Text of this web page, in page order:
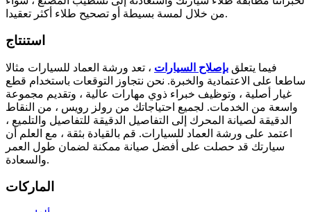
من خلال لمسة بسيطة أو تصحيح طلاء أكثر تعقيدا.
استنتاج
فيما يتعلق بإصلاح السيارات ، تعد ورشة العماد للسيارات مثالا
ساطعا على الاعتمادية والخبرة. نحن نتجاوز التوقعات باستخدام قطع
غيار أصلية ، وتوظيف خبراء ذوي مهارات عالية ، وتقديم مجموعة
واسعة من الخدمات. لجميع احتياجاتك من رولز رويس ، من النقاط
الدقيقة لصيانة المحرك إلى التفاصيل الدقيقة للتفاصيل والتلميع ،
اعتمد على ورشة العماد للسيارات. قم بالقيادة بثقة ، مع العلم أن
سيارتك قد حصلت على أفضل صيانة ممكنة لضمان طول العمر
والسعادة.
الماركات